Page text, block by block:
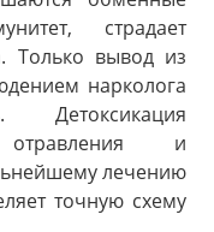
страдает
Только вывод из
нарколога
Детоксикация
отравления и
лечению
точную схему